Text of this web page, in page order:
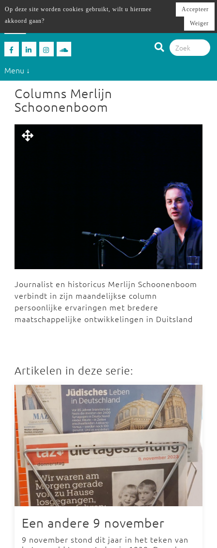
Menu ↓
Columns Merlijn
Schoonenboom
Journalist en historicus Merlijn Schoonenboom
verbindt in zijn maandelijkse column
persoonlijke ervaringen met bredere
maatschappelijke ontwikkelingen in Duitsland
Artikelen in deze serie:
Een andere 9 november
9 november stond dit jaar in het teken van
Op deze site worden cookies gebruikt, wilt u hiermee
akkoord gaan?
Accepteer
Weiger